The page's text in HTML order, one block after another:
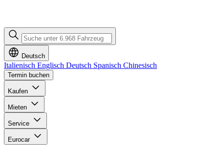
Deutsch
Italienisch Englisch Deutsch Spanisch Chinesisch
Termin buchen
Kaufen
Mieten
Service
Eurocar